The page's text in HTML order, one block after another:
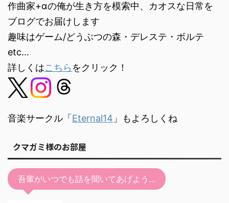
作曲家+αの俺が生き方を模索中、カオスな日常を
ブログでお届けします
趣味はゲーム/どうぶつの森・デレステ・ボルテ
etc…
詳しくはこちら をクリック！
音楽サークル「Eternal14 」もよろしくね
クマガミ様のお部屋
吾輩がいつでも話を聞いてあげよう…